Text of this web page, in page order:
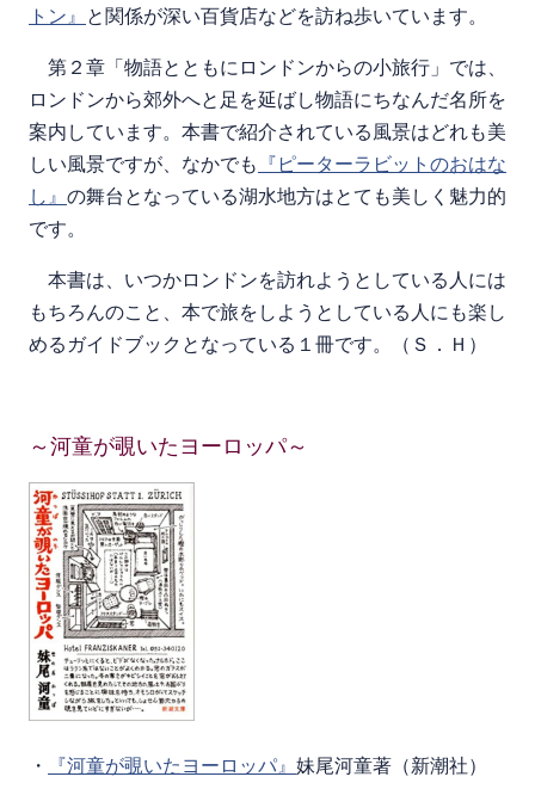
トン』
と関係が深い百貨店などを訪ね歩いています。
第２章「物語とともにロンドンからの小旅行」では、
ロンドンから郊外へと足を延ばし物語にちなんだ名所を
案内しています。本書で紹介されている風景はどれも美
しい風景ですが、なかでも
『ピーターラビットのおはな
し』 の舞台となっている湖水地方はとても美しく魅力的
です。
本書は、いつかロンドンを訪れようとしている人には
もちろんのこと、本で旅をしようとしている人にも楽し
めるガイドブックとなっている１冊です。（Ｓ．Ｈ）
～河童が覗いたヨーロッパ～
・ 『河童が覗いたヨーロッパ』 妹尾河童著（新潮社）